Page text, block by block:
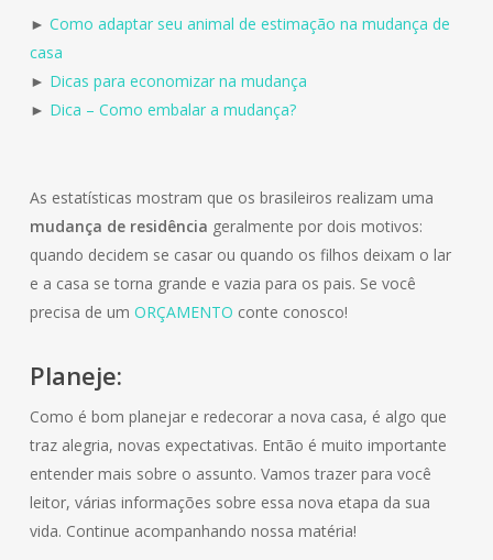
► Como adaptar seu animal de estimação na mudança de
casa
► Dicas para economizar na mudança
► Dica – Como embalar a mudança?
As estatísticas mostram que os brasileiros realizam uma
mudança de residência geralmente por dois motivos:
quando decidem se casar ou quando os filhos deixam o lar
e a casa se torna grande e vazia para os pais. Se você
precisa de um ORÇAMENTO conte conosco!
Planeje:
Como é bom planejar e redecorar a nova casa, é algo que
traz alegria, novas expectativas. Então é muito importante
entender mais sobre o assunto. Vamos trazer para você
leitor, várias informações sobre essa nova etapa da sua
vida. Continue acompanhando nossa matéria!